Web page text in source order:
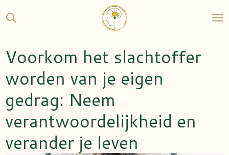
direct
hoofdinhoud
Voorkom het slachtoffer
worden van je eigen
gedrag: Neem
verantwoordelijkheid en
verander je leven